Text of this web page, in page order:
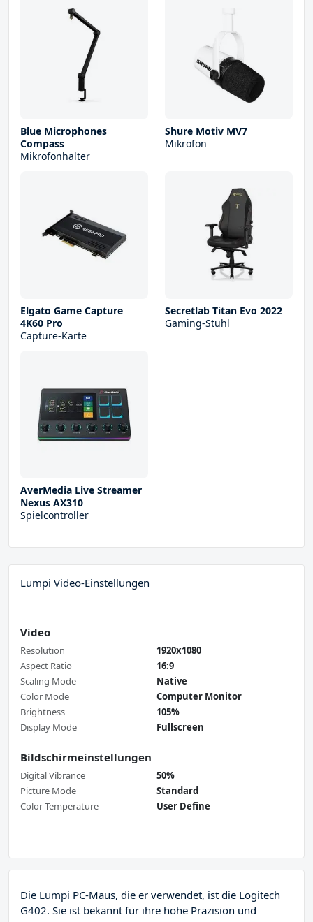
Blue Microphones
Compass
Mikrofonhalter
Shure Motiv MV7
Mikrofon
Elgato Game Capture
4K60 Pro
Capture-Karte
Secretlab Titan Evo 2022
Gaming-Stuhl
AverMedia Live Streamer
Nexus AX310
Spielcontroller
Lumpi Video-Einstellungen
Video
Resolution
1920x1080
Aspect Ratio
16:9
Scaling Mode
Native
Color Mode
Computer Monitor
Brightness
105%
Display Mode
Fullscreen
Bildschirmeinstellungen
Digital Vibrance
50%
Picture Mode
Standard
Color Temperature
User Define
Die Lumpi PC-Maus, die er verwendet, ist die Logitech
G402. Sie ist bekannt für ihre hohe Präzision und